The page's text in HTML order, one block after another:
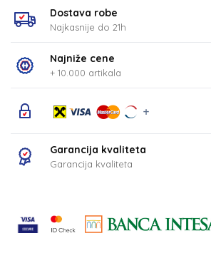
Dostava robe
Najkasnije do 21h
Najniže cene
+ 10.000 artikala
Garancija kvaliteta
Garancija kvaliteta